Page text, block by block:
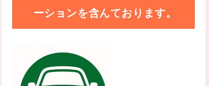
ーションを含んております。